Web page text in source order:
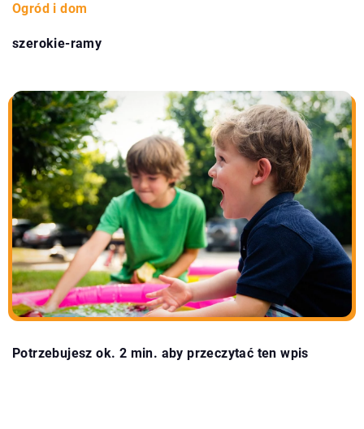
Ogród i dom
szerokie-ramy
Potrzebujesz ok. 2 min. aby przeczytać ten wpis